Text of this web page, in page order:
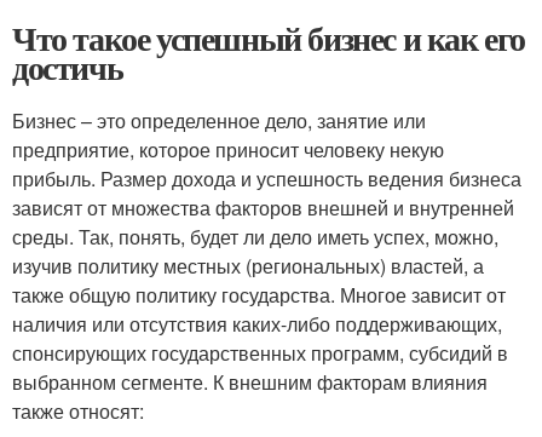
Что такое успешный бизнес и как его
достичь
Бизнес – это определенное дело, занятие или
предприятие, которое приносит человеку некую
прибыль. Размер дохода и успешность ведения бизнеса
зависят от множества факторов внешней и внутренней
среды. Так, понять, будет ли дело иметь успех, можно,
изучив политику местных (региональных) властей, а
также общую политику государства. Многое зависит от
наличия или отсутствия каких-либо поддерживающих,
спонсирующих государственных программ, субсидий в
выбранном сегменте. К внешним факторам влияния
также относят: